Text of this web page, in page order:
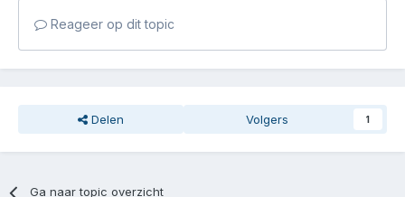
Reageer op dit topic
Delen Volgers 1
Ga naar topic overzicht